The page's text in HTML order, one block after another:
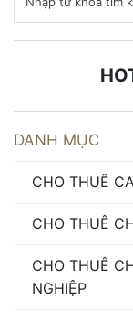
DANH MỤC
CHO THUÊ
CHO THUÊ
CHO THUÊ
NGHIỆP